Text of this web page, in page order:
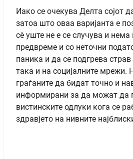
Иако се очекува Делта сојот
затоа што оваа варијанта е
сè уште не е се случува и
предвреме и со неточни
паника и да се подгрева
така и на социјалните мрежи.
граѓаните да бидат точно и
информирани за да можат да
вистинските одлуки кога се
здравјето на нивните